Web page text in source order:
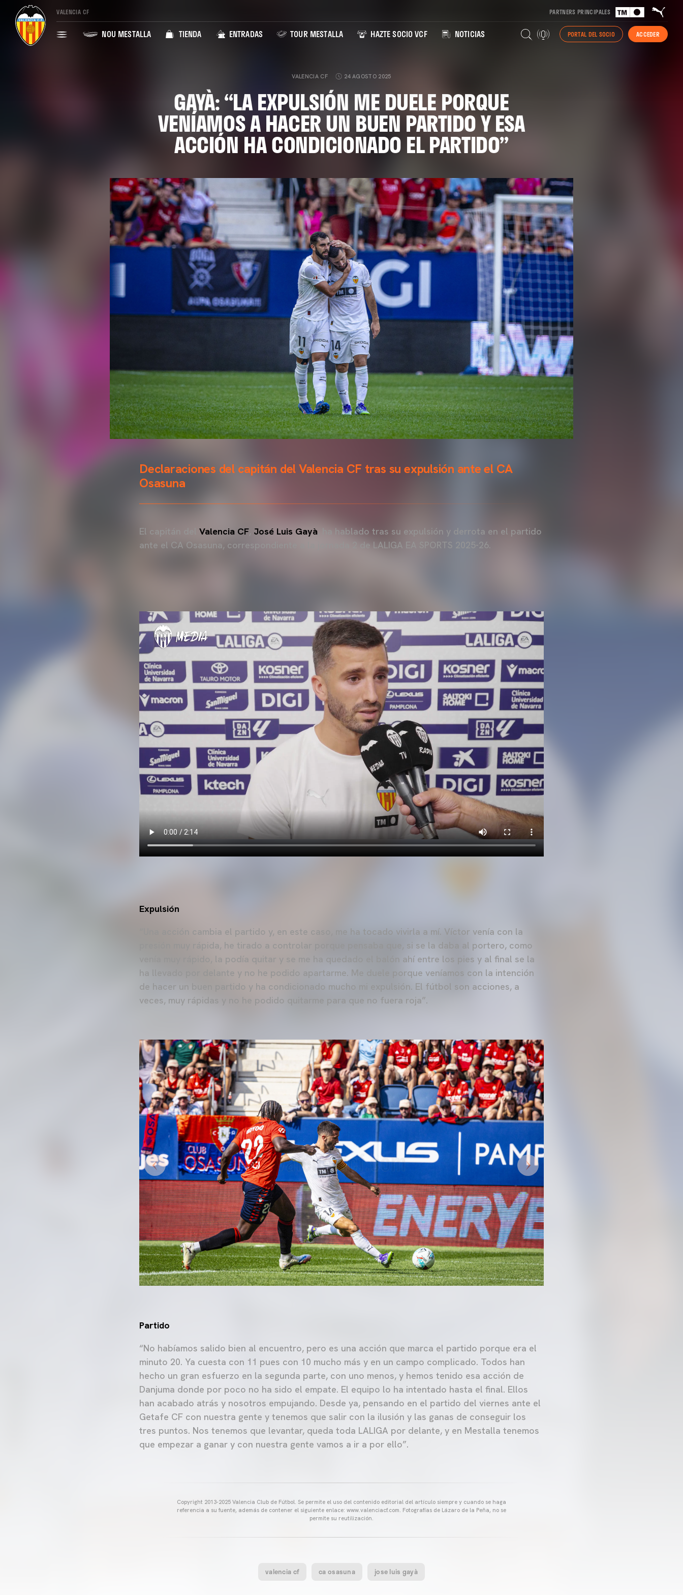
VALENCIA CF PARTNERS PRINCIPALES
NOU MESTALLA TIENDA ENTRADAS TOUR MESTALLA HAZTE SOCIO VCF NOTICIAS PORTAL DEL SOCIO ACCEDER
VALENCIA CF 24 AGOSTO 2025
GAYÀ: “LA EXPULSIÓN ME DUELE PORQUE
VENÍAMOS A HACER UN BUEN PARTIDO Y ESA
ACCIÓN HA CONDICIONADO EL PARTIDO”
Declaraciones del capitán del Valencia CF tras su expulsión ante el CA
Osasuna
El capitán del Valencia CF José Luis Gayà , ha hablado tras su expulsión y derrota en el partido
ante el CA Osasuna, correspondiente a la jornada 2 de LALIGA EA SPORTS 2025-26.
Expulsión
“Una acción cambia el partido y, en este caso, me ha tocado vivirla a mí. Víctor venía con la
presión muy rápida, he tirado a controlar porque pensaba que, si se la daba al portero, como
venía muy rápido, la podía quitar y se me ha quedado el balón ahí entre los pies y al final se la
ha llevado por delante y no he podido apartarme. Me duele porque veníamos con la intención
de hacer un buen partido y ha condicionado mucho mi expulsión. El fútbol son acciones, a
veces, muy rápidas y no he podido quitarme para que no fuera roja”.
Partido
“No habíamos salido bien al encuentro, pero es una acción que marca el partido porque era el
minuto 20. Ya cuesta con 11 pues con 10 mucho más y en un campo complicado. Todos han
hecho un gran esfuerzo en la segunda parte, con uno menos, y hemos tenido esa acción de
Danjuma donde por poco no ha sido el empate. El equipo lo ha intentado hasta el final. Ellos
han acabado atrás y nosotros empujando. Desde ya, pensando en el partido del viernes ante el
Getafe CF con nuestra gente y tenemos que salir con la ilusión y las ganas de conseguir los
tres puntos. Nos tenemos que levantar, queda toda LALIGA por delante, y en Mestalla tenemos
que empezar a ganar y con nuestra gente vamos a ir a por ello”.
Copyright 2013-2025 Valencia Club de Fútbol. Se permite el uso del contenido editorial del artículo siempre y cuando se haga
referencia a su fuente, además de contener el siguiente enlace: www.valenciacf.com. Fotografías de Lázaro de la Peña, no se
permite su reutilización.
valencia cf ca osasuna jose luis gayà